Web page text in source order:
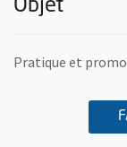
Objet
Pratique et